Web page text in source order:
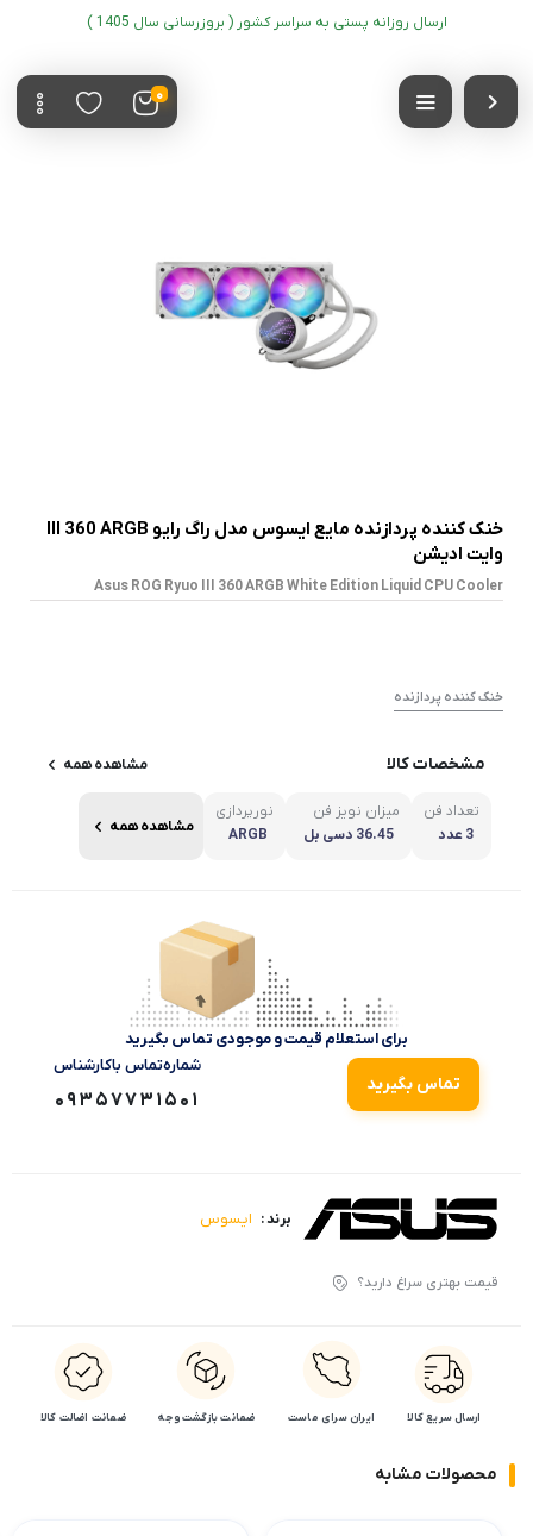
ارسال روزانه پستی به سراسر کشور ( بروزرسانی سال 1405 )
0
خنک کننده پردازنده مایع ایسوس مدل راگ رایو III 360 ARGB
وایت ادیشن
Asus ROG Ryuo III 360 ARGB White Edition Liquid CPU Cooler
خنک کننده پردازنده
مشخصات کالا مشاهده همه
تعداد فن
3 عدد
میزان نویز فن
36.45 دسی بل
نورپردازی
ARGB
مشاهده همه
برای استعلام قیمت و موجودی تماس بگیرید
تماس بگیرید
شماره‌تماس‌ با‌کارشناس
09357731501
برند : ایسوس
قیمت بهتری سراغ دارید؟
ارسال سریع کالا ایران سرای ماست ضمانت بازگشت وجه ضمانت اضالت کالا
محصولات مشابه